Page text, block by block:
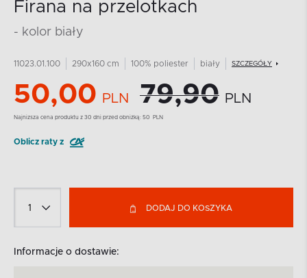
Firana na przelotkach
- kolor biały
11023.01.100 290x160 cm 100% poliester biały SZCZEGÓŁY
50,00 PLN 79,90 PLN
Najnizsza cena produktu z 30 dni przed obniżką: 50 PLN
Oblicz raty z
DODAJ DO KOSZYKA
Informacje o dostawie: